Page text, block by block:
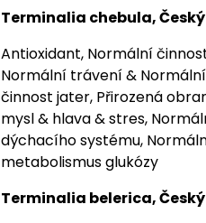
Terminalia chebula,
Antioxidant, Normální
Normální trávení &
činnost jater, Přirozená
mysl & hlava & stres,
dýchacího systému,
metabolismus glukózy
Terminalia belerica,